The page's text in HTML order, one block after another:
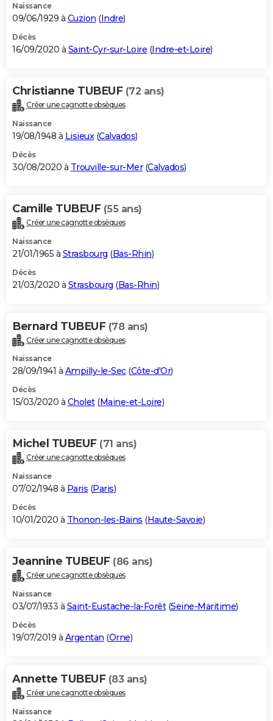
Naissance
09/06/1929 à Cuzion (Indre)
Décès
16/09/2020 à Saint-Cyr-sur-Loire (Indre-et-Loire)
Christianne TUBEUF (72 ans)
Créer une cagnotte obsèques
Naissance
19/08/1948 à Lisieux(Calvados)
Décès
30/08/2020 à Trouville-sur-Mer(Calvados)
Camille TUBEUF (55 ans)
Créer une cagnotte obsèques
Naissance
21/01/1965 à Strasbourg (Bas-Rhin)
Décès
21/03/2020 à Strasbourg (Bas-Rhin)
Bernard TUBEUF (78 ans)
Créer une cagnotte obsèques
Naissance
28/09/1941 à Ampilly-le-Sec(Côte-d'Or)
Décès
15/03/2020 à Cholet(Maine-et-Loire)
Michel TUBEUF (71 ans)
Créer une cagnotte obsèques
Naissance
07/02/1948 à Paris (Paris)
Décès
10/01/2020 à Thonon-les-Bains (Haute-Savoie)
Jeannine TUBEUF (86 ans)
Créer une cagnotte obsèques
Naissance
03/07/1933 à Saint-Eustache-la-Forêt(Seine-Maritime)
Décès
19/07/2019 à Argentan (Orne)
Annette TUBEUF (83 ans)
Créer une cagnotte obsèques
Naissance